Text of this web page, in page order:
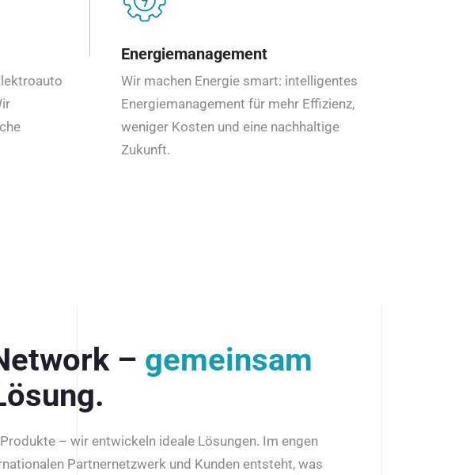
Energiemanagement
Wir machen Energie smart: intelligentes
Energiemanagement für mehr Effizienz,
weniger Kosten und eine nachhaltige
Zukunft.
– gemeinsam
– wir entwickeln ideale Lösungen. Im engen
Partnernetzwerk und Kunden entsteht, was